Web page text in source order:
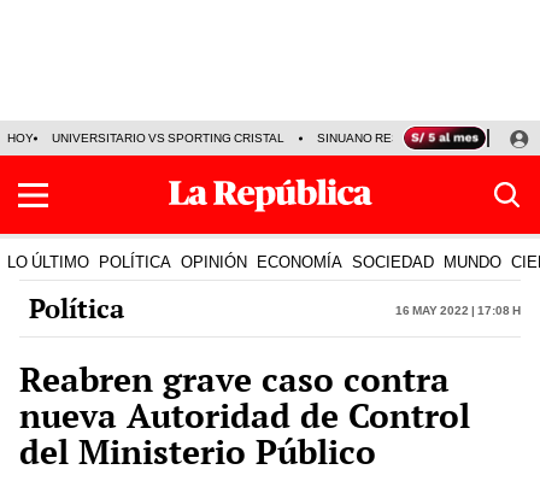
HOY UNIVERSITARIO VS SPORTING CRISTAL SINUANO RESULTADOS HOY
LO ÚLTIMO POLÍTICA OPINIÓN ECONOMÍA SOCIEDAD MUNDO
Política 16 May 2022 | 17:08 h
Reabren grave caso contra
nueva Autoridad de Control
del Ministerio Público